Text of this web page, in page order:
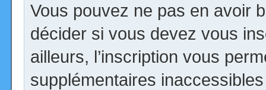
Vous pouvez ne pas en avoir
décider si vous devez vous
ailleurs, l’inscription vous
supplémentaires